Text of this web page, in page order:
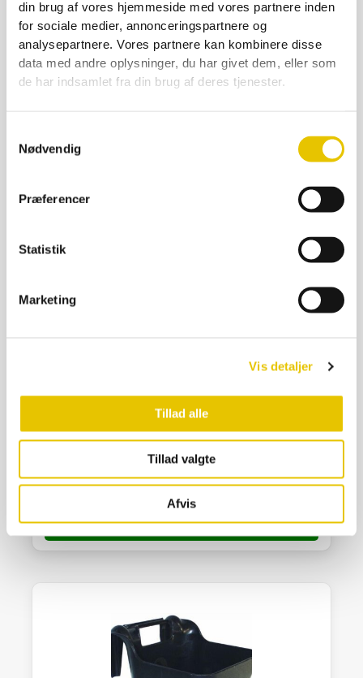
din brug af vores hjemmeside med vores partnere inden
for sociale medier, annonceringspartnere og
analysepartnere. Vores partnere kan kombinere disse
data med andre oplysninger, du har givet dem, eller som
de har indsamlet fra din brug af deres tjenester.
Nødvendig
Præferencer
Statistik
Marketing
Vis detaljer
Tillad alle
Tillad valgte
Afvis
Hestegrime M/Polstr. Pony Rød
69,00kr.
Trenseknægt Grøn
På lager
SE DETALJER